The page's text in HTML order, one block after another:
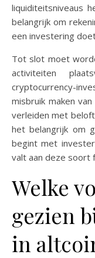
liquiditeitsniveaus
belangrijk om
een investering
Tot slot moet
activiteiten
cryptocurrency-
misbruik maken
verleiden met
het belangrijk om
begint met
valt aan deze soort
Welke
gezien
in